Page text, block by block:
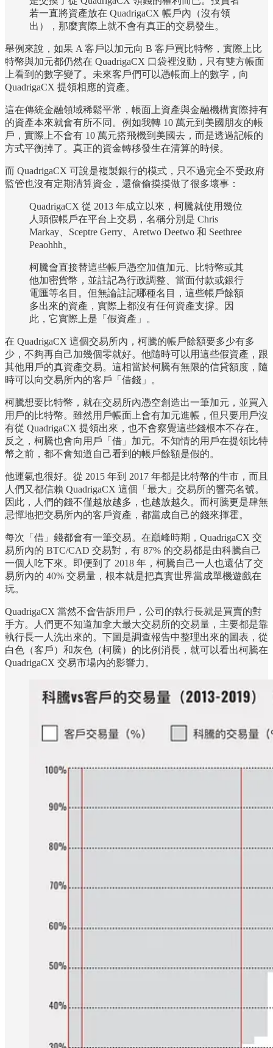
若一直將資產放在 QuadrigaCX 帳戶內（沒有領
出），那麼實際上就不會有真正的交易發生。
舉例來說，如果 A 客戶以加元向 B 客戶買比特幣，實際上比
特幣與加元都仍然在 QuadrigaCX 口袋裡沒動，只有雙方帳面
上看到的數字變了。未來客戶們可以憑帳面上的數字，向
QuadrigaCX 提領相應的資產。
這在傳統金融領域稀鬆平常，帳面上資產與金融機構實際持有
的資產本來就會有所不同。例如我轉 10 萬元到美國朋友的帳
戶，實際上不會有 10 萬元搭飛機到美國去，而是透過記帳的
方式平衡掉了。真正的資金轉移發生在清算的時候。
而 QuadrigaCX 可說是複製銀行的模式，只不過完全不受政府
監管也沒有定期清算資金，還偷偷摸摸做了很多壞事：
QuadrigaCX 從 2013 年成立以來，柯騰就使用幾位
人頭假帳戶在平台上交易，名稱分別是 Chris
Markay、Sceptre Gerry、Aretwo Deetwo 和 Seethree
Peaohhh。
柯騰會直接替這些帳戶憑空加值加元、比特幣或其
他加密貨幣，並註記為行政調整、當面付款或銀行
電匯等名目。但無論註記哪種名目，這些帳戶餘額
多出來的資產，實際上都沒有任何資產支撐。因
此，它實際上是「假資產」。
在 QuadrigaCX 這個交易所內，柯騰的帳戶餘額要多少有多
少，不夠再自己加幾個零就好。他隨時可以用這些假資產，跟
其他用戶的真資產交易。這相當於柯騰有無限的信貸額度，隨
時可以向交易所內的客戶「借錢」。
柯騰想要比特幣，就在交易所內憑空創造出一筆加元，並買入
用戶的比特幣。雖然用戶帳面上會有加元進帳，但只要用戶沒
有從 QuadrigaCX 提領出來，也不會察覺這些錢根本不存在。
反之，柯騰也會向用戶「借」加元。不知情的用戶在提領比特
幣之前，都不會知道自己看到的帳戶餘額是假的。
他運氣也很好。從 2015 年到 2017 年都是比特幣的牛市，而且
人們又都信賴 QuadrigaCX 這個「最大」交易所的響亮名號。
因此，人們的錢不僅越放越多，也越放越久。而柯騰更是肆無
忌憚地把交易所內的客戶資產，都當成自己的錢來揮霍。
每次「借」錢都會有一筆交易。在巔峰時期，QuadrigaCX 交
易所內的 BTC/CAD 交易對，有 87% 的交易都是由科騰自己
一個人吃下來。即便到了 2018 年，柯騰自己一人也還佔了交
易所內的 40% 交易量，根本就是把真實世界當成單機遊戲在
玩。
QuadrigaCX 當然不會告訴用戶，公司的執行長就是買賣的對
手方。人們更不知道加拿大最大交易所的交易量，主要都是靠
執行長一人洗出來的。下圖是調查報告中整理出來的圖表，從
白色（客戶）和灰色（柯騰）的比例消長，就可以看出柯騰在
QuadrigaCX 交易市場內的影響力。